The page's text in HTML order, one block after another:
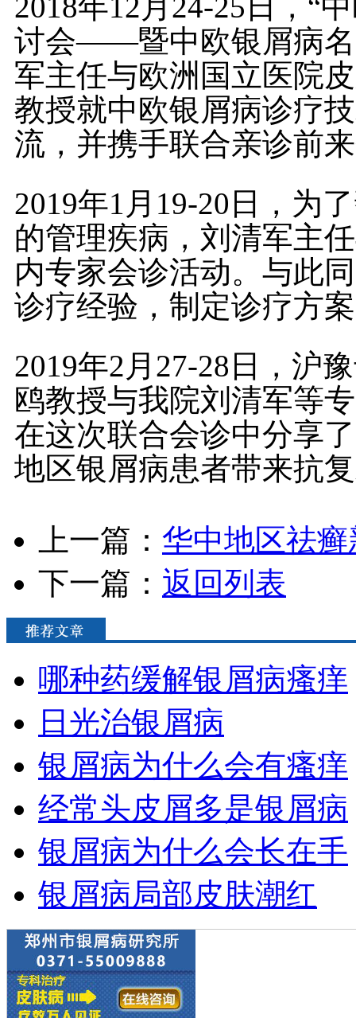
讨会——暨中欧银屑病名
军主任与欧洲国立医院
教授就中欧银屑病诊疗
流，并携手联合亲诊前
2019年1月19-20日，为
的管理疾病，刘清军主
内专家会诊活动。与此
诊疗经验，制定诊疗方
2019年2月27-28日，沪
鸥教授与我院刘清军等
在这次联合会诊中分享
地区银屑病患者带来抗
上一篇： 华中地区祛癣
下一篇： 返回列表
哪种药缓解银屑病瘙痒
日光治银屑病
银屑病为什么会有瘙痒
经常头皮屑多是银屑病
银屑病为什么会长在手
银屑病局部皮肤潮红